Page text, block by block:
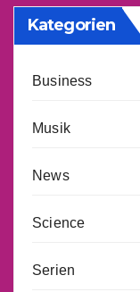
Kategorien
Business
Musik
News
Science
Serien